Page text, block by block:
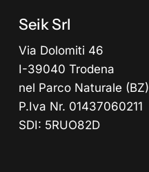
Seik Srl
Via Dolomiti 46
I-39040 Trodena
nel Parco Naturale (BZ)
P.Iva Nr. 01437060211
SDI: 5RUO82D